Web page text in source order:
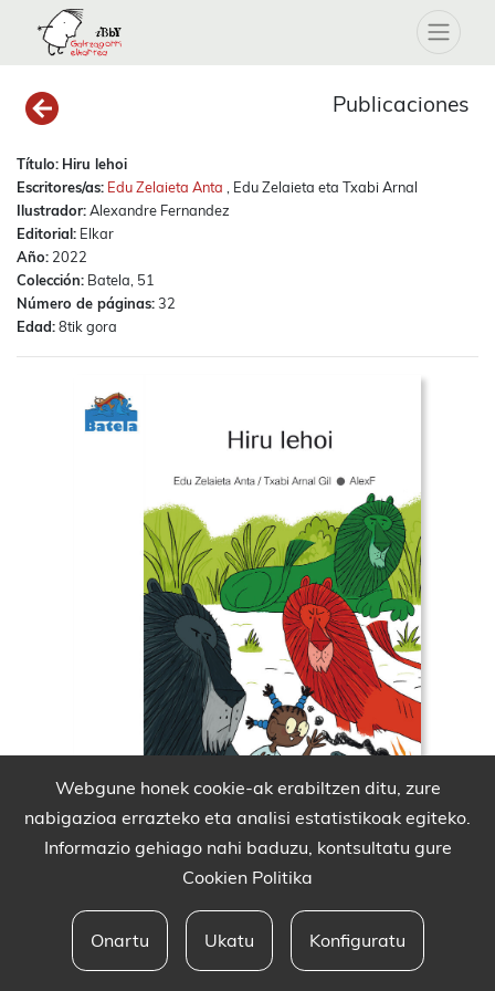
Publicaciones
Título: Hiru lehoi
Escritores/as: Edu Zelaieta Anta
, Edu Zelaieta eta Txabi Arnal
Ilustrador:Alexandre Fernandez
Editorial: Elkar
Año: 2022
Colección: Batela, 51
Número de páginas:32
Edad:8tik gora
Webgune honek cookie-ak erabiltzen ditu, zure
nabigazioa errazteko eta analisi estatistikoak egiteko.
Informazio gehiago nahi baduzu, kontsultatu gure
Cookien Politika
Onartu Ukatu Konfiguratu